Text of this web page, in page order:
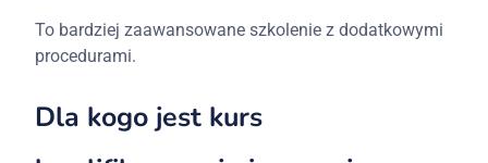
To bardziej zaawansowane szkolenie z dodatkowymi
procedurami.
Dla kogo jest kurs